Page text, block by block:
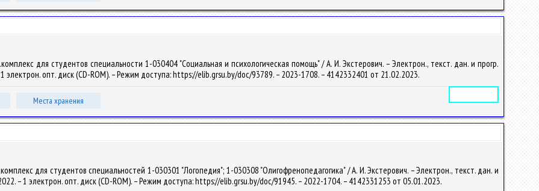
для студентов специальности 1-030404 "Социальная и психологическая помощь" / А. И. Экстерович. – Электрон., текст. дан. и прогр.
электрон. опт. диск (CD-ROM). – Режим доступа: https://elib.grsu.by/doc/93789. – 2023-1708. – 4142332401 от 21.02.2023.
Места хранения
для студентов специальностей 1-030301 "Логопедия"; 1-030308 "Олигофренопедагогика" / А. И. Экстерович. – Электрон., текст. дан. и
– 1 электрон. опт. диск (CD-ROM). – Режим доступа: https://elib.grsu.by/doc/91945. – 2022-1704. – 4142331253 от 05.01.2023.